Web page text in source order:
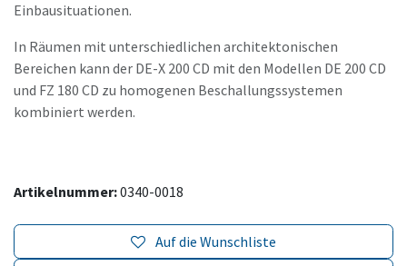
Einbausituationen.
In Räumen mit unterschiedlichen architektonischen
Bereichen kann der DE-X 200 CD mit den Modellen DE 200 CD
und FZ 180 CD zu homogenen Beschallungssystemen
kombiniert werden.
Artikelnummer:0340-0018
Auf die Wunschliste